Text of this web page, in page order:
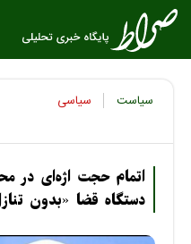
سیاست سیاسی
اتمام حجت اژه‌ای در
دستگاه قضا «بدون